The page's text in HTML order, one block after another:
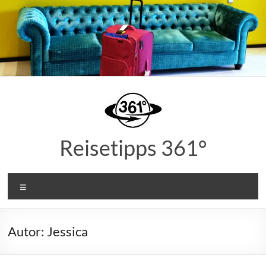
Inhalt
springen
Reisetipps 361°
Autor: Jessica